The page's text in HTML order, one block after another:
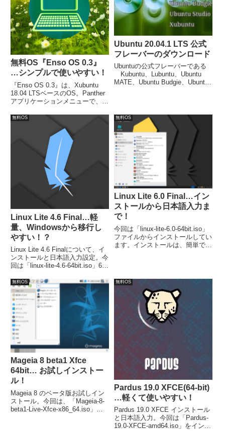
無料OS『Enso OS 0.3』
…シンプルで使いやすい！
『Enso OS 0.3』は、Xubuntu
18.04 LTSベースのOS。Panther
アプリケーションメニューで、必
的にPCを利用できる環境。プリ
を少量で、あとは好みを簡単にイ
ンストール。
Ubuntu 20.04.1 LTS 公式
フレーバーのダウンロード
Ubuntuの公式フレーバーである
Kubuntu、Lubuntu、Ubuntu
MATE、Ubuntu Budgie、Ubuntu
無料OS
Linux Lite 4.6 Final…軽
量、Windowsから移行し
やすい！？
Linux Lite 4.6 Finalについて、イ
ンストールと日本語入力設定。今
回は「linux-lite-4.6-64bit.iso」64
小システム要件は、CPU：1GHz
プロセッサ、メモリ：768MB。
無料OS
Linux Lite 6.0 Final…イン
ストールから日本語入力ま
で！
今回は「linux-lite-6.0-64bit.iso」
ファイルからインストールしてい
ます。インストールは、簡単でし
無料OS
Mageia 8 beta1 Xfce
64bit… お試しインストー
ル！
Mageia 8 のベータ版お試しイン
ストール。今回は、「Mageia-8-
beta1-Live-Xfce-x86_64.iso」を
無料OS
Pardus 19.0 XFCE(64-bit)
…軽くて使いやすい！
Pardus 19.0 XFCE インストール
と日本語入力。今回は「Pardus-
19.0-XFCE-amd64.iso」をインス